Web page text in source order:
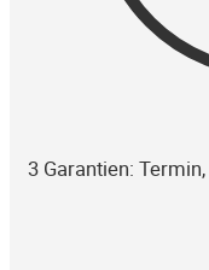
3 Garantien: